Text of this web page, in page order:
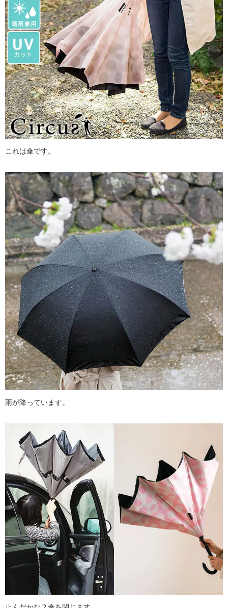
これは傘です。
雨が降っています。